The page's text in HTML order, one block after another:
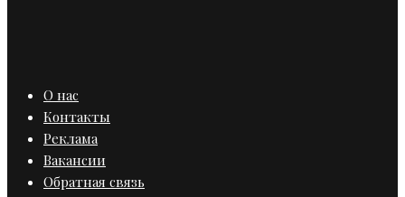
О нас
Контакты
Реклама
Вакансии
Обратная связь